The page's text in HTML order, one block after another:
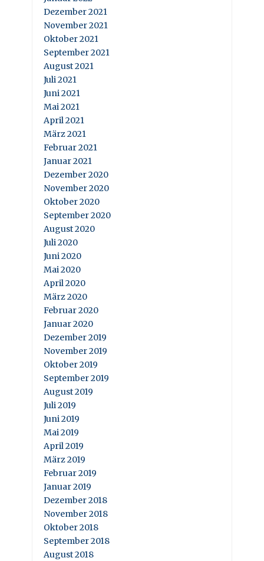
Dezember 2021
November 2021
Oktober 2021
September 2021
August 2021
Juli 2021
Juni 2021
Mai 2021
April 2021
März 2021
Februar 2021
Januar 2021
Dezember 2020
November 2020
Oktober 2020
September 2020
August 2020
Juli 2020
Juni 2020
Mai 2020
April 2020
März 2020
Februar 2020
Januar 2020
Dezember 2019
November 2019
Oktober 2019
September 2019
August 2019
Juli 2019
Juni 2019
Mai 2019
April 2019
März 2019
Februar 2019
Januar 2019
Dezember 2018
November 2018
Oktober 2018
September 2018
August 2018